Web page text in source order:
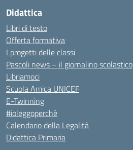
Didattica
Libri di testo
Offerta formativa
I progetti delle classi
Pascoli news – il giornalino scolastico
Libriamoci
Scuola Amica UNICEF
E-Twinning
#ioleggoperchè
Calendario della Legalità
Didattica Primaria